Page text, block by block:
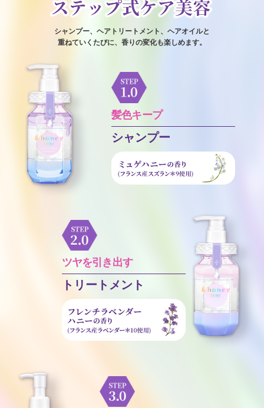
シャンプー、ヘアトリートメント、ヘアオイルと
重ねていくたびに、香りの変化も楽しめます。
髪色キープ
シャンプー
ツヤを引き出す
トリートメント